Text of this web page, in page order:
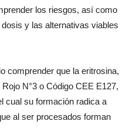
los riesgos, así como
y las alternativas viables
comprender que la eritrosina,
N°3 o Código CEE E127,
cual su formación radica a
al ser procesados forman